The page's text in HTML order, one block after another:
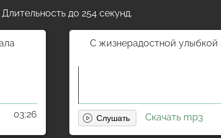
до 254 секунд.
03:26
С жизнерадостной улыбкой
Скачать mp3